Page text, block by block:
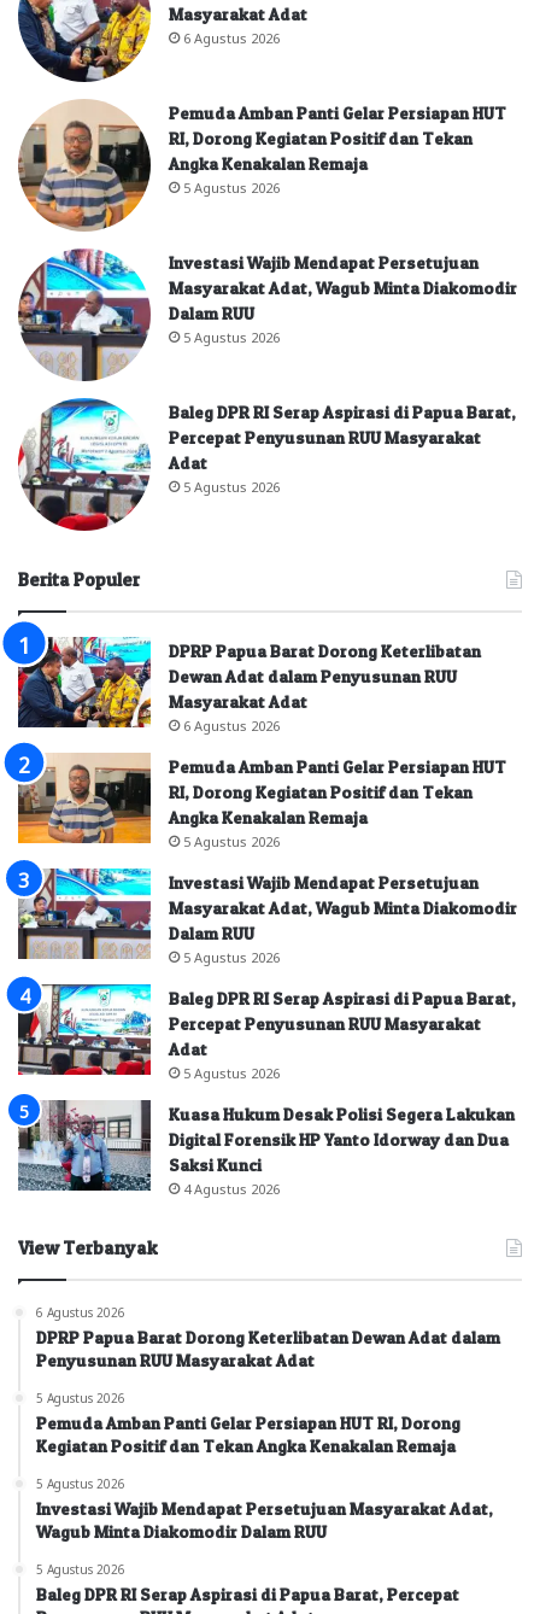
Masyarakat Adat
6 Agustus 2026
Pemuda Amban Panti Gelar Persiapan HUT
RI, Dorong Kegiatan Positif dan Tekan
Angka Kenakalan Remaja
5 Agustus 2026
Investasi Wajib Mendapat Persetujuan
Masyarakat Adat, Wagub Minta Diakomodir
Dalam RUU
5 Agustus 2026
Baleg DPR RI Serap Aspirasi di Papua Barat,
Percepat Penyusunan RUU Masyarakat
Adat
5 Agustus 2026
Berita Populer
DPRP Papua Barat Dorong Keterlibatan
Dewan Adat dalam Penyusunan RUU
Masyarakat Adat
6 Agustus 2026
Pemuda Amban Panti Gelar Persiapan HUT
RI, Dorong Kegiatan Positif dan Tekan
Angka Kenakalan Remaja
5 Agustus 2026
Investasi Wajib Mendapat Persetujuan
Masyarakat Adat, Wagub Minta Diakomodir
Dalam RUU
5 Agustus 2026
Baleg DPR RI Serap Aspirasi di Papua Barat,
Percepat Penyusunan RUU Masyarakat
Adat
5 Agustus 2026
Kuasa Hukum Desak Polisi Segera Lakukan
Digital Forensik HP Yanto Idorway dan Dua
Saksi Kunci
4 Agustus 2026
View Terbanyak
6 Agustus 2026
DPRP Papua Barat Dorong Keterlibatan Dewan Adat dalam
Penyusunan RUU Masyarakat Adat
5 Agustus 2026
Pemuda Amban Panti Gelar Persiapan HUT RI, Dorong
Kegiatan Positif dan Tekan Angka Kenakalan Remaja
5 Agustus 2026
Investasi Wajib Mendapat Persetujuan Masyarakat Adat,
Wagub Minta Diakomodir Dalam RUU
5 Agustus 2026
Baleg DPR RI Serap Aspirasi di Papua Barat, Percepat